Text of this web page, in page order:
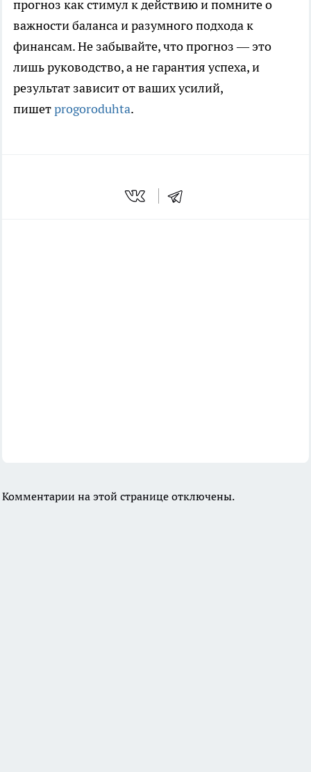
прогноз как стимул к действию и помните о
важности баланса и разумного подхода к
финансам. Не забывайте, что прогноз — это
лишь руководство, а не гарантия успеха, и
результат зависит от ваших усилий,
пишетprogoroduhta.
Комментарии на этой странице отключены.